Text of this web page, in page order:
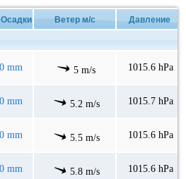
Ветер м/с Давление
0 mm 5 m/s 1015.6 hPa
0 mm 5.2 m/s 1015.7 hPa
0 mm 5.5 m/s 1015.6 hPa
0 mm 5.8 m/s 1015.6 hPa